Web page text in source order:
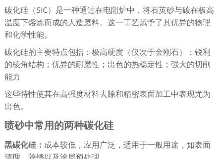
碳化硅（SiC）是一种通过在电阻炉中，将石英砂与碳在极高
温度下熔炼而成的人造磨料。这一工艺赋予了其优异的物理
和化学性能。
碳化硅的主要特点包括：极高硬度（仅次于金刚石）；锐利
的棱角结构；优异的耐磨性；出色的热稳定性；强大的切削
能力
这些特性使其在高强度材料去除和精密表面加工中表现尤为
出色。
喷砂中常用的两种碳化硅
黑碳化硅： 成本较低，应用广泛，适用于一般用途，如表面